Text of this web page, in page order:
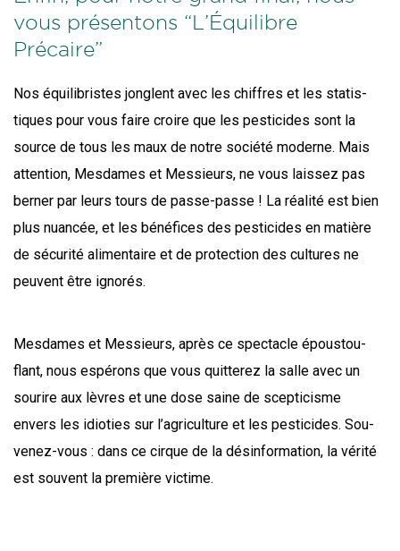
vous présentons “L’Équilibre
Précaire”
Nos équi­li­bristes jonglent avec les chiffres et les sta­tis­
tiques pour vous faire croire que les pes­ti­cides sont la
source de tous les maux de notre socié­té moderne. Mais
atten­tion, Mes­dames et Mes­sieurs, ne vous lais­sez pas
ber­ner par leurs tours de passe-passe ! La réa­li­té est bien
plus nuan­cée, et les béné­fices des pes­ti­cides en matière
de sécu­ri­té ali­men­taire et de pro­tec­tion des cultures ne
peuvent être ignorés.
Mes­dames et Mes­sieurs, après ce spec­tacle épous­tou­
flant, nous espé­rons que vous quit­te­rez la salle avec un
sou­rire aux lèvres et une dose saine de scep­ti­cisme
envers les idio­ties sur l’a­gri­cul­ture et les pes­ti­cides. Sou­
ve­nez-vous : dans ce cirque de la dés­in­for­ma­tion, la véri­té
est sou­vent la pre­mière victime.